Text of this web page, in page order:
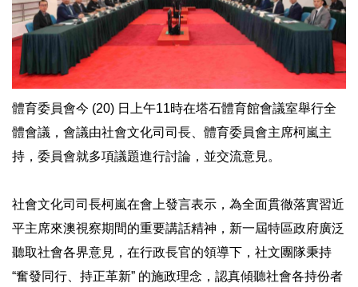
體育委員會今 (20) 日上午11時在塔石體育館會議室舉行全
體會議，會議由社會文化司司長、體育委員會主席柯嵐主
持，委員會就多項議題進行討論，並交流意見。
社會文化司司長柯嵐在會上發言表示，為全面貫徹落實習近
平主席來澳視察期間的重要講話精神，新一屆特區政府廣泛
聽取社會各界意見，在行政長官的領導下，社文團隊秉持
“奮發同行、持正革新” 的施政理念，認真傾聽社會各持份者